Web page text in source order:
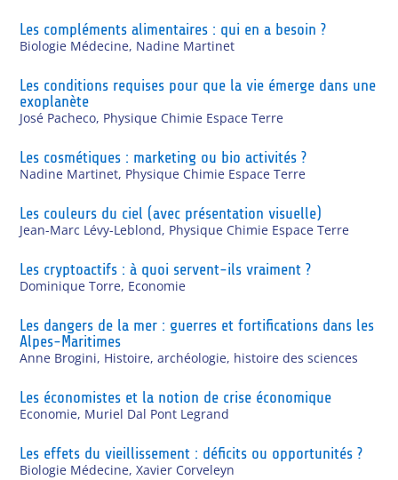
Les compléments alimentaires : qui en a besoin ?
Biologie Médecine, Nadine Martinet
Les conditions requises pour que la vie émerge dans une
exoplanète
José Pacheco, Physique Chimie Espace Terre
Les cosmétiques : marketing ou bio activités ?
Nadine Martinet, Physique Chimie Espace Terre
Les couleurs du ciel (avec présentation visuelle)
Jean-Marc Lévy-Leblond, Physique Chimie Espace Terre
Les cryptoactifs : à quoi servent-ils vraiment ?
Dominique Torre, Economie
Les dangers de la mer : guerres et fortifications dans les
Alpes-Maritimes
Anne Brogini, Histoire, archéologie, histoire des sciences
Les économistes et la notion de crise économique
Economie, Muriel Dal Pont Legrand
Les effets du vieillissement : déficits ou opportunités ?
Biologie Médecine,Xavier Corveleyn